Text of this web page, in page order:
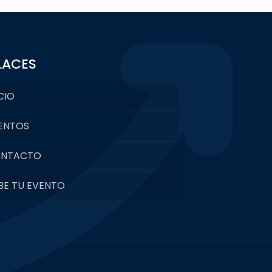
TU EVENTO